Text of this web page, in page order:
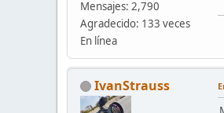
Mensajes: 2,790
Agradecido: 133 veces
En línea
IvanStrauss